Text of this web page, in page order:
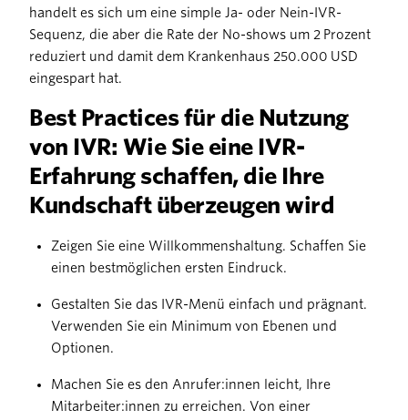
handelt es sich um eine simple Ja- oder Nein-IVR-
Sequenz, die aber die Rate der No-shows um 2 Prozent
reduziert und damit dem Krankenhaus 250.000 USD
eingespart hat.
Best Practices für die Nutzung
von IVR: Wie Sie eine IVR-
Erfahrung schaffen, die Ihre
Kundschaft überzeugen wird
Zeigen Sie eine Willkommenshaltung. Schaffen Sie
einen bestmöglichen ersten Eindruck.
Gestalten Sie das IVR-Menü einfach und prägnant.
Verwenden Sie ein Minimum von Ebenen und
Optionen.
Machen Sie es den Anrufer:innen leicht, Ihre
Mitarbeiter:innen zu erreichen. Von einer